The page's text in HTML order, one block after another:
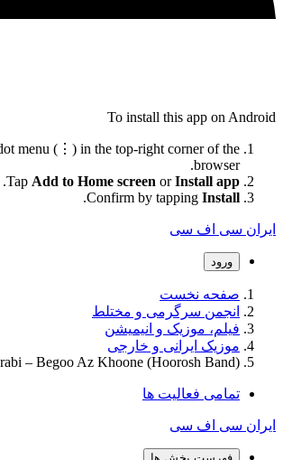
To install this app on Android
menu (⋮) in the top-right corner of the
browser.
Tap Add to Home screen orInstall app
.
Confirm by tapping Install
.
ایران سی اف سی
ورود
صفحه نخست
انجمن سرگرمی و مختلط
فیلم، موزیک و انیمیشن
موزیک ایرانی و خارجی
– Begoo Az Khoone (Hoorosh Band)
تمامی فعالیت ها
ایران سی اف سی